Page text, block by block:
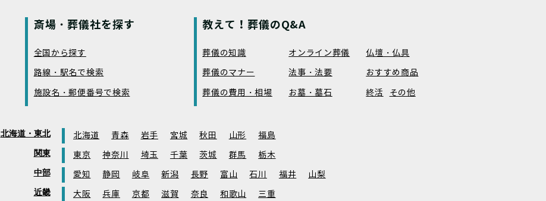
斎場・葬儀社を探す
全国から探す
路線・駅名で検索
施設名・郵便番号で検索
教えて！葬儀のQ&A
葬儀の知識 オンライン葬儀
仏壇・仏具
葬儀のマナー
法事・法要
おすすめ商品
葬儀の費用・相場
お墓・墓石 終活 その他
北海道・東北 北海道 青森 岩手 宮城 秋田 山形 福島
関東 東京 神奈川 埼玉 千葉 茨城 群馬 栃木
中部 愛知 静岡 岐阜 新潟 長野 富山 石川 福井 山梨
近畿 大阪 兵庫 京都 滋賀 奈良 和歌山 三重